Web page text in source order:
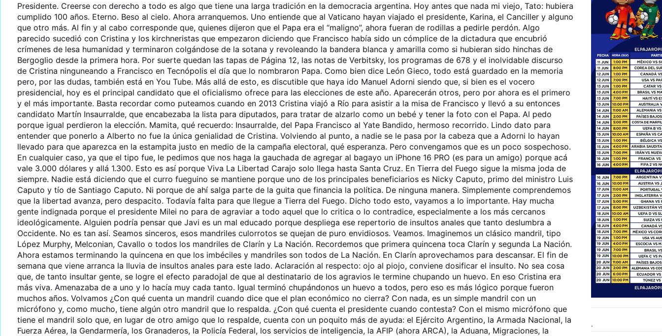
Presidente. Creerse con derecho a todo es algo que tiene una larga tradición en la democracia argentina. Hoy antes que nada mi viejo, Tato: hubiera
cumplido 100 años. Eterno. Beso al cielo. Ahora arranquemos. Uno entiende que al Vaticano hayan viajado el presidente, Karina, el Canciller y alguno
que otro más. Al fin y al cabo corresponde que, quienes dijeron que el Papa era el “maligno”, ahora fueran de rodillas a pedirle perdón. Algo
parecido sucedió con Cristina y los kirchneristas que empezaron diciendo que Francisco había sido un cómplice de la dictadura que encubrió
crímenes de lesa humanidad y terminaron colgándose de la sotana y revoleando la bandera blanca y amarilla como si hubieran sido hinchas de
Bergoglio desde la primera hora. Por suerte quedan las tapas de Página 12, las notas de Verbitsky, los programas de 678 y el inolvidable discurso
de Cristina ninguneando a Francisco en Tecnópolis el día que lo nombraron Papa. Como bien dice León Gieco, todo está guardado en la memoria
pero, por las dudas, también está en You Tube. Más allá de esto, es discutible que haya ido Manuel Adorni siendo que, si bien es el vocero
presidencial, hoy es el principal candidato que el oficialismo ofrece para las elecciones de este año. Aparecerán otros, pero por ahora es el primero
y el más importante. Basta recordar como puteamos cuando en 2013 Cristina viajó a Río para asistir a la misa de Francisco y llevó a su entonces
candidato Martín Insaurralde, que encabezaba la lista para diputados, para tratar de alzarlo como un bebé y tener la foto con el Papa. Al pedo
porque igual perdieron la elección. Mamita, qué recuerdo: Insaurralde, del Papa Francisco al Yate Bandido, hermoso recorrido. Lindo dato para
entender que ponerlo a Alberto no fue la única genialidad de Cristina. Volviendo al punto, a nadie se le pasa por la cabeza que a Adorni lo hayan
llevado para que aparezca en la estampita justo en medio de la campaña electoral, qué esperanza. Pero convengamos que es un poco sospechoso.
En cualquier caso, ya que el tipo fue, le pedimos que nos haga la gauchada de agregar al bagayo un iPhone 16 PRO (es para un amigo) porque acá
vale 3.000 dólares y allá 1.300. Esto es así porque Viva La Libertad Carajo solo llega hasta Santa Cruz. En Tierra del Fuego sigue la misma joda de
siempre. Nadie está diciendo que el curro fueguino se mantiene porque uno de los principales beneficiarios es Nicky Caputo, primo del ministro Luis
Caputo y tío de Santiago Caputo. Ni porque de ahí salga parte de la guita que financia la política. De ninguna manera. Simplemente comprendemos
que la libertad avanza, pero despacito. Todavía falta para que llegue a Tierra del Fuego. Dicho todo esto, vayamos a lo importante. Hay mucha
gente indignada porque el presidente Milei no para de agraviar a todo aquel que lo critica o lo contradice, especialmente a los más cercanos
ideológicamente. Alguien podría pensar que Javi es un mal educado porque despliega ese repertorio de insultos anales que tanto deslumbra a
Occidente. No es tan así. Seamos sinceros, esos mandriles culorrotos se quejan de puro envidiosos. Veamos. Imaginemos un clásico mandril, tipo
López Murphy, Melconian, Cavallo o todos los mandriles de Clarín y La Nación. Recordemos que primera quincena toca Clarín y segunda La Nación.
Ahora estamos terminando la quincena en que los imbéciles y mandriles son todos de La Nación. En Clarín aprovechamos para descansar. El fin de
semana que viene arranca la lluvia de insultos anales para este lado. Aclaración al respecto: ojo al piojo, conviene dosificar el insulto. No sea cosa
que, de tanto insultar gente, se logre el efecto paradojal de que al destinatario de los agravios le termine chupando un huevo. En eso Cristina era
más viva. Amenazaba de a uno y lo hacía muy cada tanto. Igual terminó chupándonos un huevo a todos, pero eso es más lógico porque fueron
muchos años. Volvamos ¿Con qué cuenta un mandril cuando dice que el plan económico no cierra? Con nada, es un simple mandril con un
micrófono y, como mucho, tiene algún otro mandril que lo respalda. ¿Con qué cuenta el presidente cuando contesta? Con el mismo micrófono que
tiene el mandril solo que, en lugar de otro amigo que lo respalde, cuenta con un poquito más de ayuda: el Ejército Argentino, la Armada Nacional, la
Fuerza Aérea, la Gendarmería, los Granaderos, la Policía Federal, los servicios de inteligencia, la AFIP (ahora ARCA), la Aduana, Migraciones, la
.